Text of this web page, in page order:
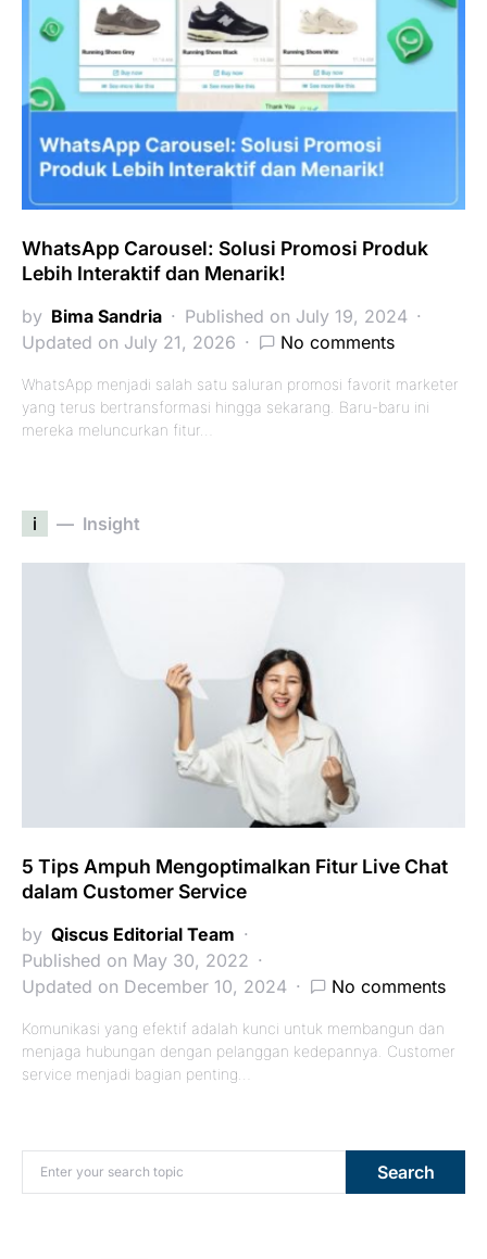
WhatsApp Carousel: Solusi Promosi Produk
Lebih Interaktif dan Menarik!
by Bima Sandria
Published on July 19, 2024
Updated on July 21, 2026
No comments
WhatsApp menjadi salah satu saluran promosi favorit marketer
yang terus bertransformasi hingga sekarang. Baru-baru ini
mereka meluncurkan fitur…
i Insight
5 Tips Ampuh Mengoptimalkan Fitur Live Chat
dalam Customer Service
by Qiscus Editorial Team
Published on May 30, 2022
Updated on December 10, 2024
No comments
Komunikasi yang efektif adalah kunci untuk membangun dan
menjaga hubungan dengan pelanggan kedepannya. Customer
service menjadi bagian penting…
Search for: Search